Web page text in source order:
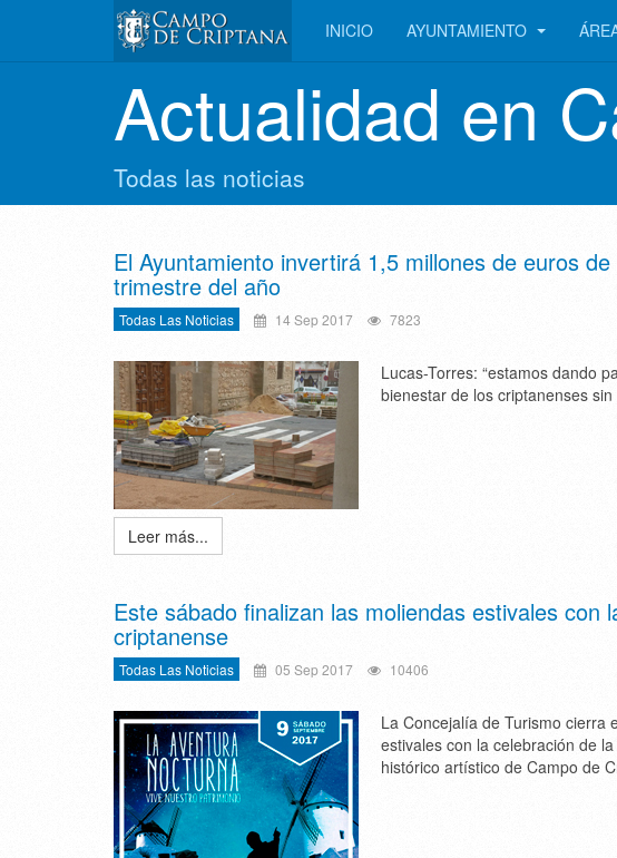
INICIO AYUNTAMIENTO
Actualidad en
Todas las noticias
El Ayuntamiento invertirá 1,5 millones de euros
trimestre del año
Todas Las Noticias 14 Sep 2017 7823
Lucas-Torres: “estamos dando
bienestar de los criptanenses
Leer más...
Este sábado finalizan las moliendas estivales con
criptanense
Todas Las Noticias 05 Sep 2017 10406
La Concejalía de Turismo cierra
estivales con la celebración de
histórico artístico de Campo de